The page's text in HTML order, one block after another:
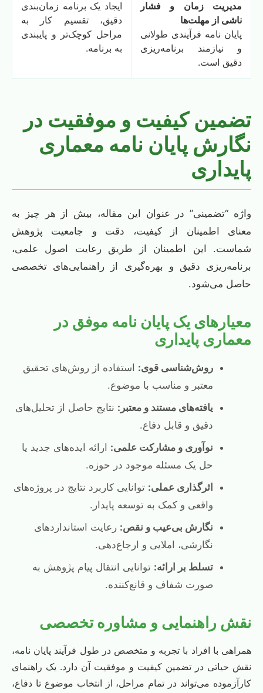
مدیریت زمان و فشار
ناشی از مهلت‌ها
پایان نامه فرآیندی طولانی
و نیازمند برنامه‌ریزی
دقیق است.
ایجاد یک برنامه زمان‌بندی
دقیق، تقسیم کار به
مراحل کوچک‌تر و پایبندی
به برنامه.
تضمین کیفیت و موفقیت در
نگارش پایان نامه معماری
پایداری
واژه “تضمینی” در عنوان این مقاله، بیش از هر چیز به
معنای اطمینان از کیفیت، دقت و جامعیت پژوهش
شماست. این اطمینان از طریق رعایت اصول علمی،
برنامه‌ریزی دقیق و بهره‌گیری از راهنمایی‌های تخصصی
حاصل می‌شود.
معیارهای یک پایان نامه موفق در
معماری پایداری
روش‌شناسی قوی: استفاده از روش‌های تحقیق
معتبر و مناسب با موضوع.
یافته‌های مستند و معتبر: نتایج حاصل از تحلیل‌های
دقیق و قابل دفاع.
نوآوری و مشارکت علمی: ارائه ایده‌های جدید یا
حل یک مسئله موجود در حوزه.
اثرگذاری عملی: توانایی کاربرد نتایج در پروژه‌های
واقعی و کمک به توسعه پایدار.
نگارش بی‌عیب و نقص: رعایت استانداردهای
نگارشی، املایی و ارجاع‌دهی.
تسلط بر ارائه: توانایی انتقال پیام پژوهش به
صورت شفاف و قانع‌کننده.
نقش راهنمایی و مشاوره تخصصی
همراهی با افراد با تجربه و متخصص در طول فرآیند پایان نامه،
نقش حیاتی در تضمین کیفیت و موفقیت آن دارد. یک راهنمای
کارآزموده می‌تواند در تمام مراحل، از انتخاب موضوع تا دفاع،